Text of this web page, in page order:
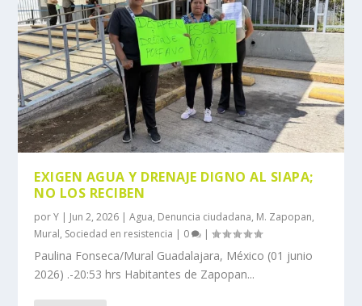
EXIGEN AGUA Y DRENAJE DIGNO AL SIAPA;
NO LOS RECIBEN
porY | Jun 2, 2026 |Agua, Denuncia ciudadana, M. Zapopan,
Mural, Sociedad en resistencia | 0 |
Paulina Fonseca/Mural Guadalajara, México (01 junio
2026) .-20:53 hrs Habitantes de Zapopan...